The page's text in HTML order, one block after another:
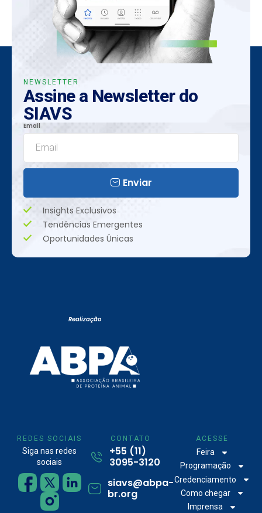
NEWSLETTER
Assine a Newsletter do
SIAVS
Email
Enviar
Insights Exclusivos
Tendências Emergentes
Oportunidades Únicas
Realização
REDES SOCIAIS
Siga nas redes
sociais
CONTATO
+55 (11)
3095-3120
siavs@abpa-
br.org
ACESSE
Feira
Programação
Credenciamento
Como chegar
Imprensa